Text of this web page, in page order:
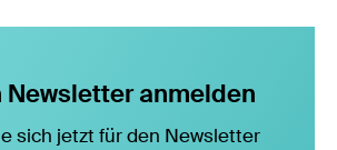
Newsletter anmelden
sich jetzt für den Newsletter